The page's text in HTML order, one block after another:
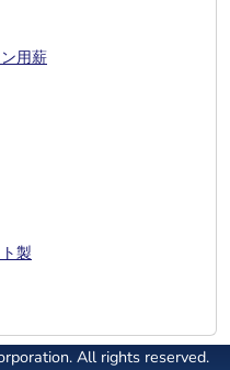
用薪
製
All rights reserved.